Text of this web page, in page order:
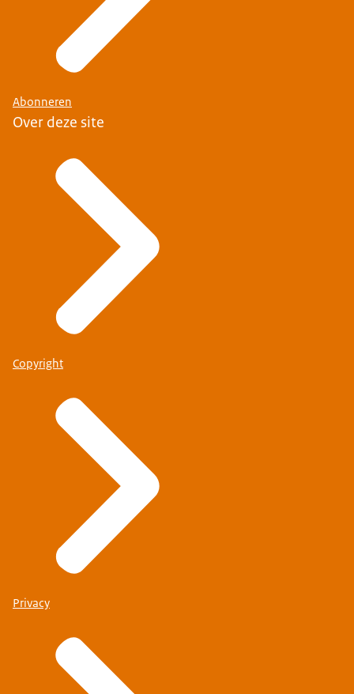
Abonneren
Over deze site
Copyright
Privacy